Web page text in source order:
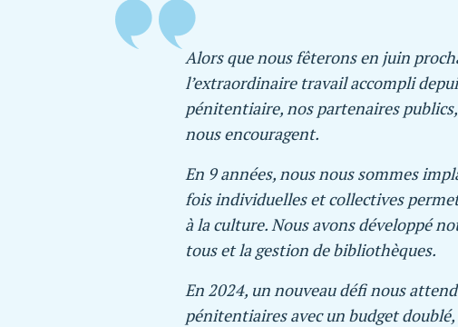
Alors que nous fêterons en juin
l’extraordinaire travail accompli
pénitentiaire, nos partenaires
nous encouragent.
En 9 années, nous nous sommes
fois individuelles et collectives
à la culture. Nous avons développé
tous et la gestion de bibliothèques.
En 2024, un nouveau défi nous
pénitentiaires avec un budget